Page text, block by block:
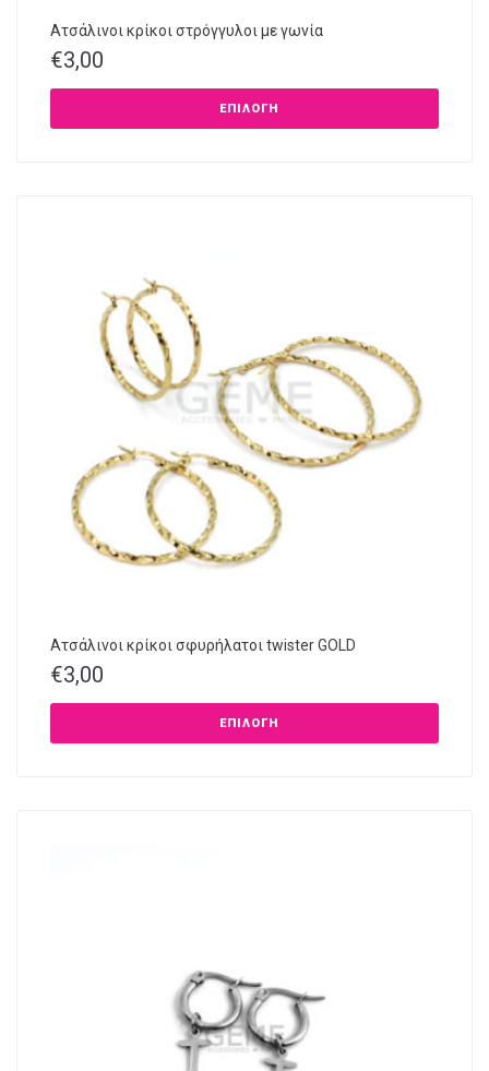
Ατσάλινοι κρίκοι στρόγγυλοι με γωνία
€3,00
ΕΠΙΛΟΓΉ
Ατσάλινοι κρίκοι σφυρήλατοι twister GOLD
€3,00
ΕΠΙΛΟΓΉ